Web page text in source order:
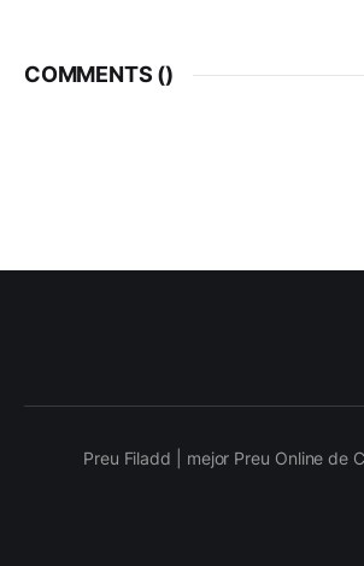
COMMENTS ()
Preu Filadd | mejor Preu Online de